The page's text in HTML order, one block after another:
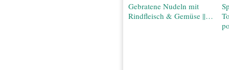
Gebratene Nudeln mit
Rindfleisch & Gemüse ||…